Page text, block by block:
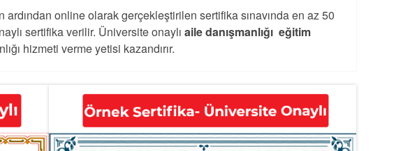
ardından online olarak gerçekleştirilen sertifika sınavında en az 50
sertifika verilir. Üniversite onaylı aile danışmanlığı eğitim
hizmeti verme yetisi kazandırır.